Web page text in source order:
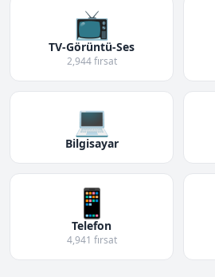
📺
TV-Görüntü-Ses
2,944 fırsat
💻
Bilgisayar
📱
Telefon
4,941 fırsat